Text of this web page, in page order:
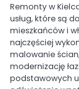
Remonty w
usług, które są
mieszkańców i
najczęściej
malowanie
modernizację
podstawowych